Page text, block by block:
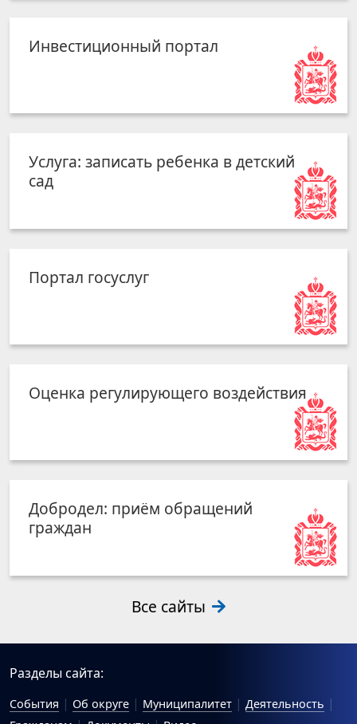
Инвестиционный портал
Услуга: записать ребенка в детский
сад
Портал госуслуг
Оценка регулирующего воздействия
Добродел: приём обращений
граждан
Все сайты
Разделы сайта:
События Об округе Муниципалитет
Деятельность